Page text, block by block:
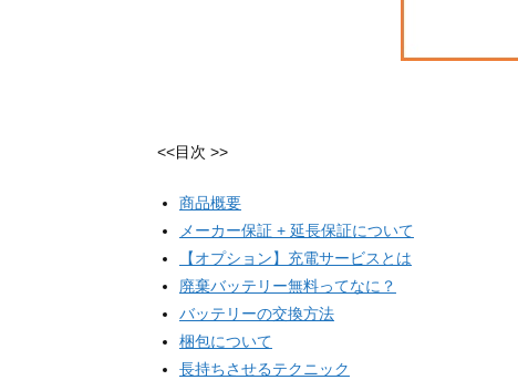
<<目次 >>
商品概要
メーカー保証 + 延長保証について
【オプション】充電サービスとは
廃棄バッテリー無料ってなに？
バッテリーの交換方法
梱包について
長持ちさせるテクニック